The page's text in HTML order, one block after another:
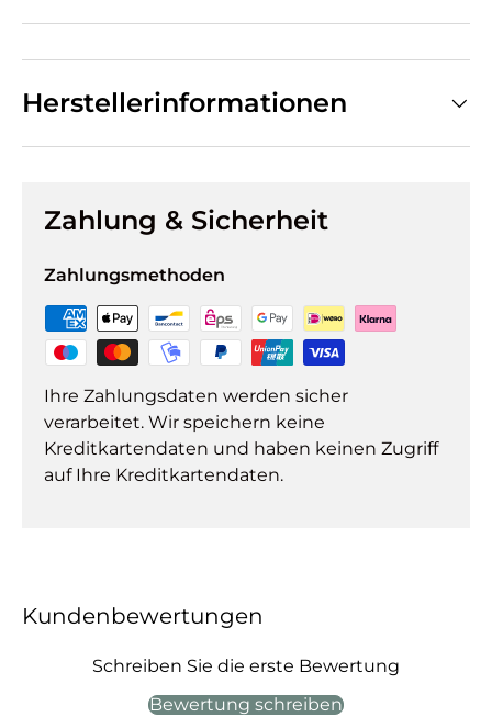
Herstellerinformationen
Zahlung & Sicherheit
Zahlungsmethoden
Ihre Zahlungsdaten werden sicher
verarbeitet. Wir speichern keine
Kreditkartendaten und haben keinen Zugriff
auf Ihre Kreditkartendaten.
Kundenbewertungen
Schreiben Sie die erste Bewertung
Bewertung schreiben